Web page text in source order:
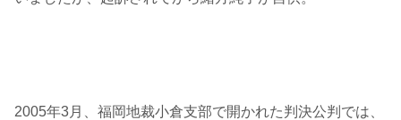
2005年3月、福岡地裁小倉支部で開かれた判決公判では、